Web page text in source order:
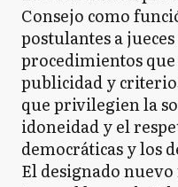
Consejo como
postulantes a
procedimientos
publicidad y
que privilegien la
idoneidad y el
democráticas y los
El designado